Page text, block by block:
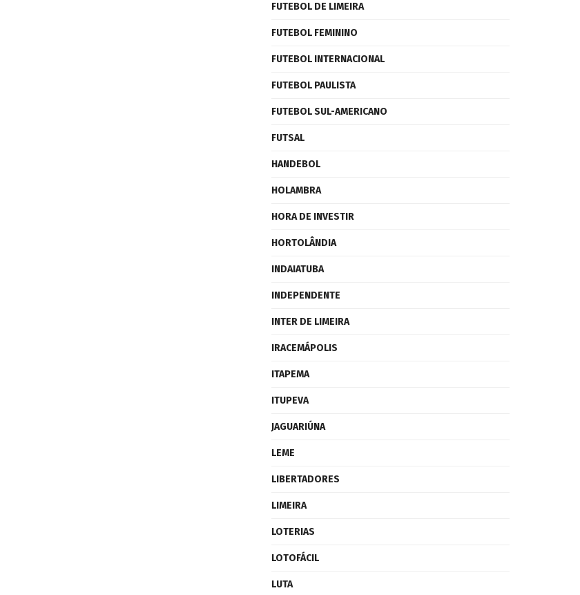
FUTEBOL DE LIMEIRA
FUTEBOL FEMININO
FUTEBOL INTERNACIONAL
FUTEBOL PAULISTA
FUTEBOL SUL-AMERICANO
FUTSAL
HANDEBOL
HOLAMBRA
HORA DE INVESTIR
HORTOLÂNDIA
INDAIATUBA
INDEPENDENTE
INTER DE LIMEIRA
IRACEMÁPOLIS
ITAPEMA
ITUPEVA
JAGUARIÚNA
LEME
LIBERTADORES
LIMEIRA
LOTERIAS
LOTOFÁCIL
LUTA